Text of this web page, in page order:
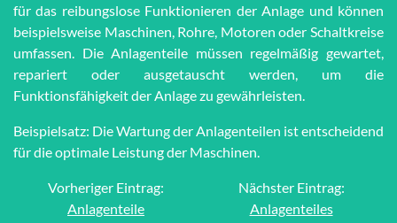
für das reibungslose Funktionieren der Anlage und können
beispielsweise Maschinen, Rohre, Motoren oder Schaltkreise
umfassen. Die Anlagenteile müssen regelmäßig gewartet,
repariert oder ausgetauscht werden, um die
Funktionsfähigkeit der Anlage zu gewährleisten.
Beispielsatz: Die Wartung der Anlagenteilen ist entscheidend
für die optimale Leistung der Maschinen.
Vorheriger Eintrag:
Anlagenteile
Nächster Eintrag:
Anlagenteiles